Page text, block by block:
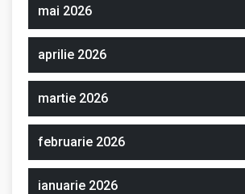
mai 2026
aprilie 2026
martie 2026
februarie 2026
ianuarie 2026